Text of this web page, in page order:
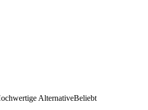
AlternativeBeliebt